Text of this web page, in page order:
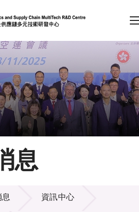
按回車鍵）
會員登入
A A EN 繁 简
息
息 資訊中心